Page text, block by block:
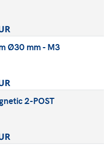
Ø30 mm - M3
2-POST